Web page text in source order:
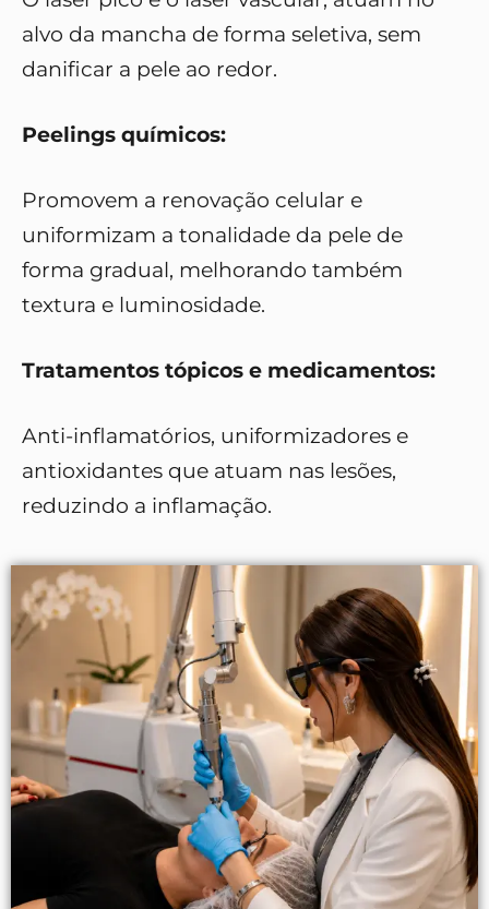
alvo da mancha de forma seletiva, sem
danificar a pele ao redor.
Peelings químicos:
Promovem a renovação celular e
uniformizam a tonalidade da pele de
forma gradual, melhorando também
textura e luminosidade.
Tratamentos tópicos e medicamentos:
Anti-inflamatórios, uniformizadores e
antioxidantes que atuam nas lesões,
reduzindo a inflamação.